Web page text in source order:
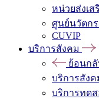
หน่วยส่งเ
ศูนย์นวัตกร
CUVIP
บริการสังคม
ย้อนกลั
บริการสังค
บริการทด